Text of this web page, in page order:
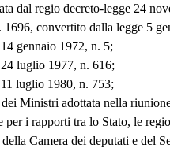
dal regio decreto-legge 24
convertito dalla legge 5
gennaio 1972, n. 5;
luglio 1977, n. 616;
luglio 1980, n. 753;
Ministri adottata nella
i rapporti tra lo Stato, le
Camera dei deputati e del